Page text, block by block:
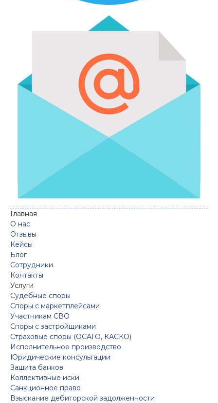
Главная
О нас
Отзывы
Кейсы
Блог
Сотрудники
Контакты
Услуги
Судебные споры
Споры с маркетплейсами
Участникам СВО
Споры с застройщиками
Страховые споры (ОСАГО, КАСКО)
Исполнительное производство
Юридические консультации
Защита банков
Коллективные иски
Санкционное право
Взыскание дебиторской задолженности